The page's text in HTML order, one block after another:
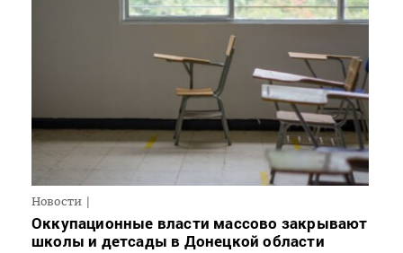
Новости
Оккупационные власти массово закрывают
школы и детсады в Донецкой области